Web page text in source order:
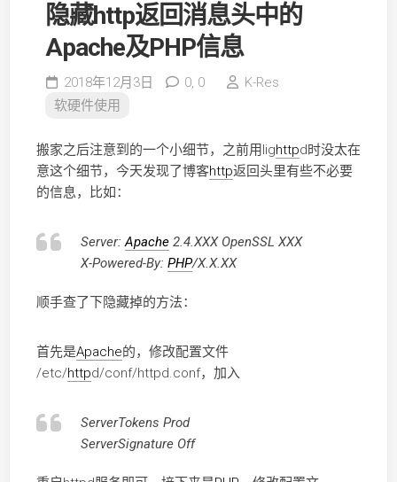
隐藏http返回消息头中的
Apache及PHP信息
2018年12月3日 0, 0
K-Res
软硬件使用
搬家之后注意到的一个小细节，之前用lighttpd时没太在
意这个细节，今天发现了博客http返回头里有些不必要
的信息，比如：
Server:Apache2.4.XXX OpenSSL XXX
X-Powered-By: PHP/X.X.XX
顺手查了下隐藏掉的方法：
首先是Apache的，修改配置文件
/etc/httpd/conf/httpd.conf，加入
ServerTokens Prod
ServerSignature Off